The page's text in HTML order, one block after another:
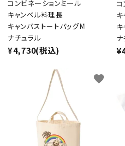
コンビネーションミール
キャンベル料理長
キャンバストートバッグM
ナチュラル
¥4,730(税込)
コ
favorite